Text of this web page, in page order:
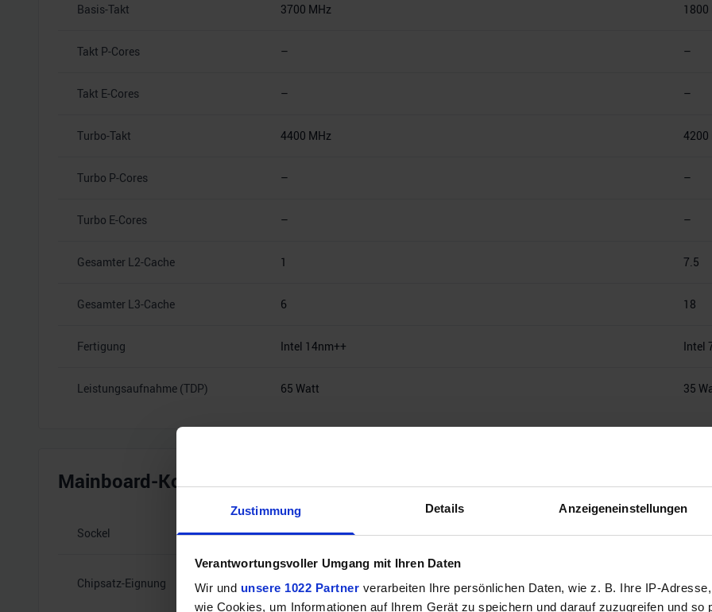
Zustimmung Details Anzeigeneinstellungen
Verantwortungsvoller Umgang mit Ihren Daten
Wir und unsere 1022 Partner verarbeiten Ihre persönlichen Daten, wie z. B. Ihre IP-
wie Cookies, um Informationen auf Ihrem Gerät zu speichern und darauf zuzugreifen und so
Basis-Takt 3700 MHz 1800
Takt P-Cores – –
Takt E-Cores – –
Turbo-Takt 4400 MHz 4200
Turbo P-Cores – –
Turbo E-Cores – –
Gesamter L2-Cache 1 7.5
Gesamter L3-Cache 6 18
Fertigung Intel 14nm++ Intel
Leistungsaufnahme (TDP) 65 Watt 35
Mainboard-Kompatibilität
Sockel Intel 1200 Intel 1700
Chipsatz-Eignung
B460, B560, H410, H470, H510, H570, Q470, Z490, Z590,
W480
B660, B760,
W680